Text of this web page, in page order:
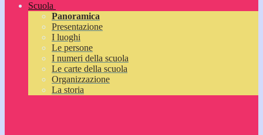
Scuola
Panoramica
Presentazione
I luoghi
Le persone
I numeri della scuola
Le carte della scuola
Organizzazione
La storia